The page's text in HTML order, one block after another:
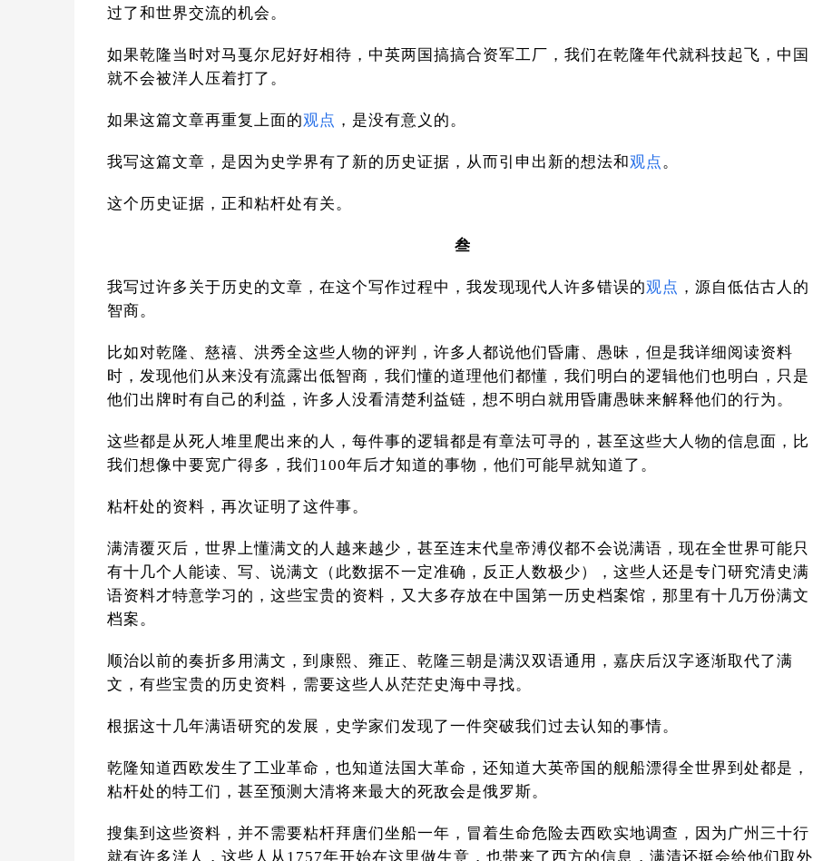
过了和世界交流的机会。
如果乾隆当时对马戛尔尼好好相待，中英两国搞搞合资军工厂，我们在乾隆年代就科技起飞，中国
就不会被洋人压着打了。
如果这篇文章再重复上面的观点 ，是没有意义的。
我写这篇文章，是因为史学界有了新的历史证据，从而引申出新的想法和 观点。
这个历史证据，正和粘杆处有关。
叁
我写过许多关于历史的文章，在这个写作过程中，我发现现代人许多错误的观点 ，源自低估古人的
智商。
比如对乾隆、慈禧、洪秀全这些人物的评判，许多人都说他们昏庸、愚昧，但是我详细阅读资料
时，发现他们从来没有流露出低智商，我们懂的道理他们都懂，我们明白的逻辑他们也明白，只是
他们出牌时有自己的利益，许多人没看清楚利益链，想不明白就用昏庸愚昧来解释他们的行为。
这些都是从死人堆里爬出来的人，每件事的逻辑都是有章法可寻的，甚至这些大人物的信息面，比
我们想像中要宽广得多，我们100年后才知道的事物，他们可能早就知道了。
粘杆处的资料，再次证明了这件事。
满清覆灭后，世界上懂满文的人越来越少，甚至连末代皇帝溥仪都不会说满语，现在全世界可能只
有十几个人能读、写、说满文（此数据不一定准确，反正人数极少），这些人还是专门研究清史满
语资料才特意学习的，这些宝贵的资料，又大多存放在中国第一历史档案馆，那里有十几万份满文
档案。
顺治以前的奏折多用满文，到康熙、雍正、乾隆三朝是满汉双语通用，嘉庆后汉字逐渐取代了满
文，有些宝贵的历史资料，需要这些人从茫茫史海中寻找。
根据这十几年满语研究的发展，史学家们发现了一件突破我们过去认知的事情。
乾隆知道西欧发生了工业革命，也知道法国大革命，还知道大英帝国的舰船漂得全世界到处都是，
粘杆处的特工们，甚至预测大清将来最大的死敌会是俄罗斯。
搜集到这些资料，并不需要粘杆拜唐们坐船一年，冒着生命危险去西欧实地调查，因为广州三十行
就有许多洋人，这些人从1757年开始在这里做生意，也带来了西方的信息，满清还挺会给他们取外